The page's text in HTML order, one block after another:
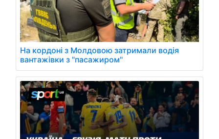
На кордоні з Молдовою затримали водія
вантажівки з "пасажиром"